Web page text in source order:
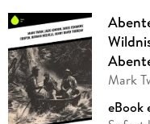
Mark
London,
eBook